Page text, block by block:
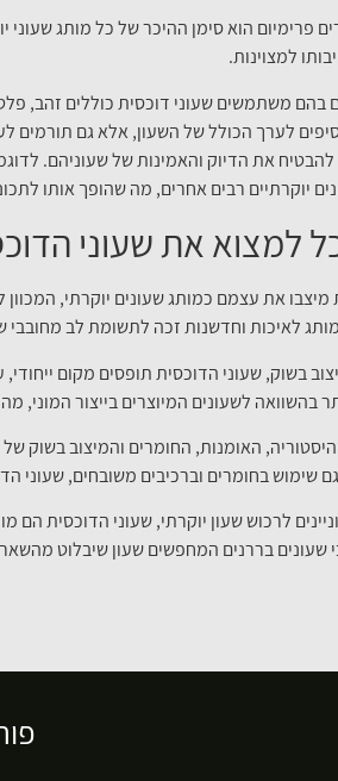
פרימיום הוא סימן ההיכר של כל מותג שעוני
למצוינות.
משתמשים שעוני דוכסית כוללים זהב,
לערך הכולל של השעון, אלא גם תורמים
את הדיוק והאמינות של שעוניהם.
יוקרתיים רבים אחרים, מה שהופך אותו
למצוא את שעוני
מיצבו את עצמם כמותג שעונים יוקרתי,
לאיכות וחדשנות זכה לתשומת לב
בשוק, שעוני הדוכסית תופסים מקום
בהשוואה לשעונים המיוצרים בייצור
האומנות, החומרים והמיצוב בשוק
שימוש בחומרים וברכיבים משובחים, שעוני
לרכוש שעון יוקרתי, שעוני הדוכסית
שעונים בררנים המחפשים שעון שיבלוט